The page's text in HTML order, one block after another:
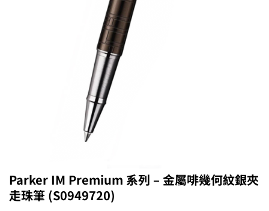
Parker IM Premium 系列 – 金屬啡幾何紋銀夾
走珠筆 (S0949720)